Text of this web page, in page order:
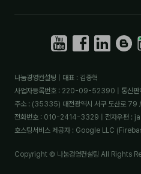
나눔경영컨설팅 | 대표 : 김종혁
사업자등록번호 : 220-09-52390 | 통신
주소 : (35335) 대전광역시 서구 도산로 79 /
전화번호 : 010-2414-3329 | 전자우편
호스팅서비스 제공자 : Google LLC
Copyright © 나눔경영컨설팅 All Rights